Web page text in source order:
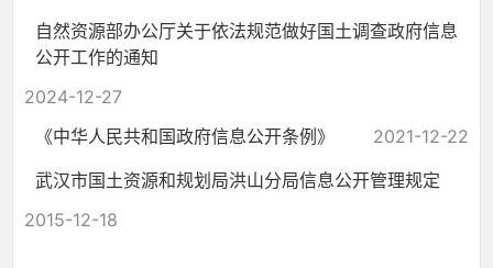
自然资源部办公厅关于依法规范做好国土调查政府信息
公开工作的通知
2024-12-27
《中华人民共和国政府信息公开条例》
2021-12-22
武汉市国土资源和规划局洪山分局信息公开管理规定
2015-12-18